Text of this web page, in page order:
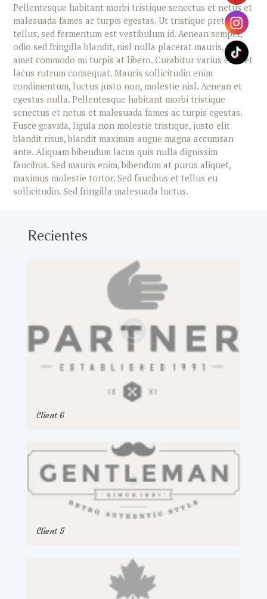
Pellentesque habitant morbi tristique senectus et netus et
malesuada fames ac turpis egestas. Ut tristique pretium
tellus, sed fermentum est vestibulum id. Aenean semper,
odio sed fringilla blandit, nisl nulla placerat mauris, sit
amet commodo mi turpis at libero. Curabitur varius eros et
lacus rutrum consequat. Mauris sollicitudin enim
condimentum, luctus justo non, molestie nisl. Aenean et
egestas nulla. Pellentesque habitant morbi tristique
senectus et netus et malesuada fames ac turpis egestas.
Fusce gravida, ligula non molestie tristique, justo elit
blandit risus, blandit maximus augue magna accumsan
ante. Aliquam bibendum lacus quis nulla dignissim
faucibus. Sed mauris enim, bibendum at purus aliquet,
maximus molestie tortor. Sed faucibus et tellus eu
sollicitudin. Sed fringilla malesuada luctus.
Recientes
Client 6
Client 5